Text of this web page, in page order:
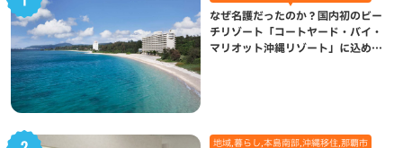
なぜ名護だったのか？国内初のビー
チリゾート「コートヤード・バイ・
マリオット沖縄リゾート」に込めら
地域,暮らし,本島南部,沖縄移住,那覇市